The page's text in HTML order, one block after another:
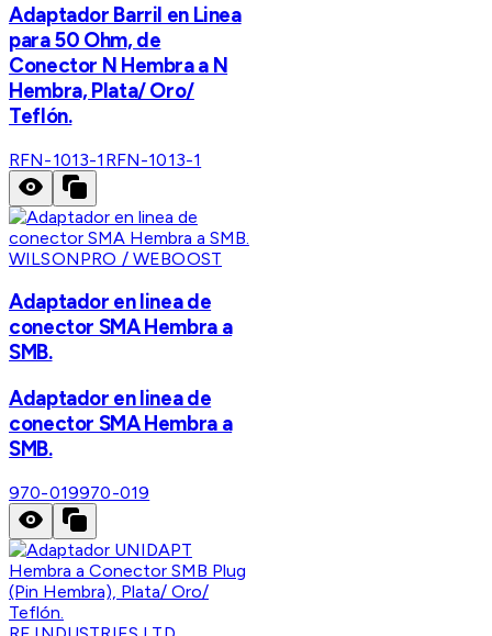
Adaptador Barril en Linea
para 50 Ohm, de
Conector N Hembra a N
Hembra, Plata/ Oro/
Teflón.
RFN-1013-1 RFN-1013-1
WILSONPRO / WEBOOST
Adaptador en linea de
conector SMA Hembra a
SMB.
Adaptador en linea de
conector SMA Hembra a
SMB.
970-019970-019